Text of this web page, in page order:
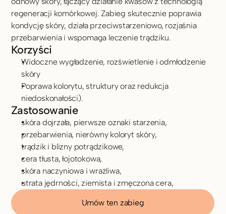
regeneracji komórkowej. Zabieg skutecznie poprawia
kondycję skóry, działa przeciwstarzeniowo, rozjaśnia
przebarwienia i wspomaga leczenie trądziku.
Korzyści
Widoczne wygładzenie, rozświetlenie i odmłodzenie
skóry
Poprawa kolorytu, struktury oraz redukcja
niedoskonałości).
Zastosowanie
skóra dojrzała, pierwsze oznaki starzenia,
przebarwienia, nierówny koloryt skóry,
trądzik i blizny potrądzikowe,
cera tłusta, łojotokowa,
skóra naczyniowa i wrażliwa,
utrata jędrności, ziemista i zmęczona cera,
Umów ten zabieg